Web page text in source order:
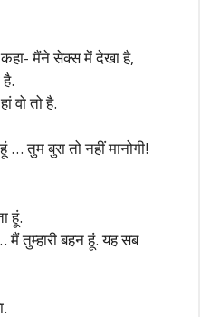
मैंने सेक्स में देखा है,
वो तो है.
तुम बुरा तो नहीं मानोगी!
हूं.
मैं तुम्हारी बहन हूं. यह सब